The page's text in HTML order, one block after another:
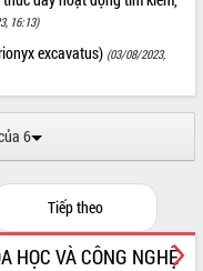
16:13)
excavatus) (03/08/2023,
6
Tiếp theo
HỌC VÀ CÔNG NGHỆ